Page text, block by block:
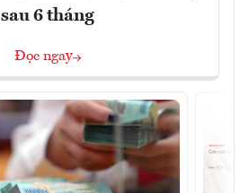
sau 6 tháng
Đọc ngay